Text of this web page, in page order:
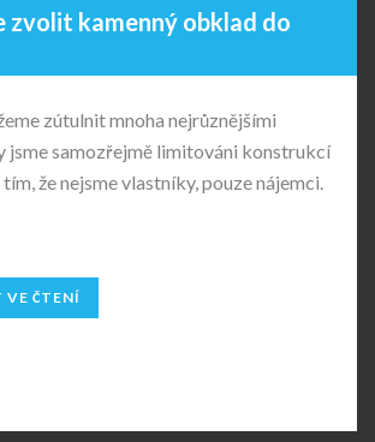
zvolit kamenný obklad do
zútulnit mnoha nejrůznějšími
jsme samozřejmě limitováni konstrukcí
že nejsme vlastníky, pouze nájemci.
VE ČTENÍ